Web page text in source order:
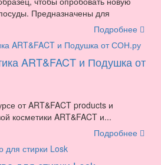
Предназначены для
Подробнее
ART&FACT и Подушка от
от ART&FACT products и
косметики ART&FACT и...
Подробнее